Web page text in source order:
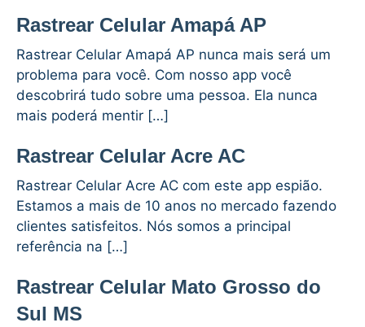
Rastrear Celular Amapá AP
Rastrear Celular Amapá AP nunca mais será um
problema para você. Com nosso app você
descobrirá tudo sobre uma pessoa. Ela nunca
mais poderá mentir […]
Rastrear Celular Acre AC
Rastrear Celular Acre AC com este app espião.
Estamos a mais de 10 anos no mercado fazendo
clientes satisfeitos. Nós somos a principal
referência na […]
Rastrear Celular Mato Grosso do
Sul MS